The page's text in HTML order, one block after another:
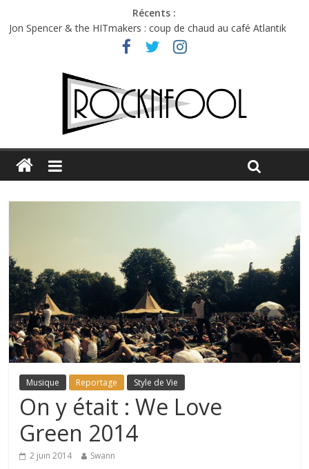
Récents :
Jon Spencer & the HITmakers : coup de chaud au café Atlantik
Hellfest 2026 vendredi : température et émotions en hausse
Hellfest 2026 jeudi : impossible de choisir entre chaleur et bonne
Première édition du Midgard Festival : entre bière, métal et
Charlie Puth à l’Olympia : la leçon de pop du Professeur Puth
Musique Reportage Style de Vie
On y était : We Love
Green 2014
2 juin 2014 Swann